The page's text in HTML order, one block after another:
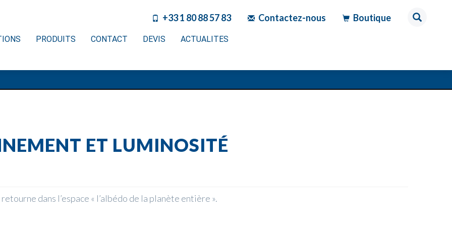
+33 1 80 88 57 83 Contactez-nous Boutique
PRODUITS CONTACT DEVIS ACTUALITES
ET LUMINOSITÉ
dans l’espace « l’albédo de la planète entière ».